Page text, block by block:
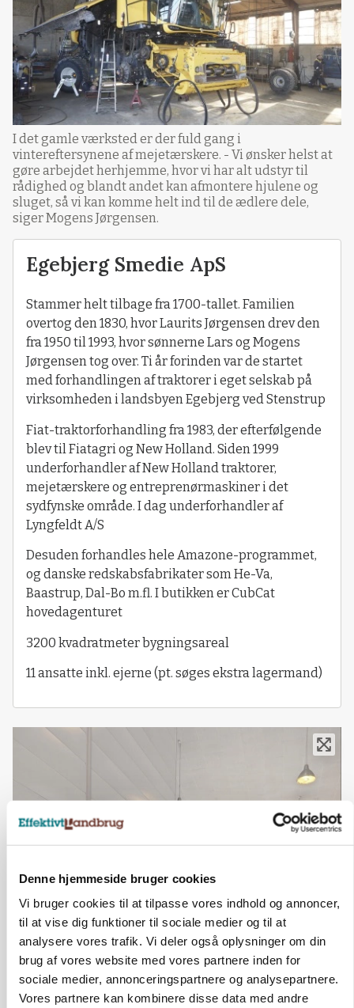
Denne hjemmeside bruger cookies
Vi bruger cookies til at tilpasse vores indhold og annoncer,
til at vise dig funktioner til sociale medier og til at
analysere vores trafik. Vi deler også oplysninger om din
brug af vores website med vores partnere inden for
sociale medier, annonceringspartnere og analysepartnere.
Vores partnere kan kombinere disse data med andre
I det gamle værksted er der fuld gang i
vintereftersynene af mejetærskere. - Vi ønsker helst at
gøre arbejdet herhjemme, hvor vi har alt udstyr til
rådighed og blandt andet kan afmontere hjulene og
sluget, så vi kan komme helt ind til de ædlere dele,
siger Mogens Jørgensen.
Egebjerg Smedie ApS
Stammer helt tilbage fra 1700-tallet. Familien
overtog den 1830, hvor Laurits Jørgensen drev den
fra 1950 til 1993, hvor sønnerne Lars og Mogens
Jørgensen tog over. Ti år forinden var de startet
med forhandlingen af traktorer i eget selskab på
virksomheden i landsbyen Egebjerg ved Stenstrup
Fiat-traktorforhandling fra 1983, der efterfølgende
blev til Fiatagri og New Holland. Siden 1999
underforhandler af New Holland traktorer,
mejetærskere og entreprenørmaskiner i det
sydfynske område. I dag underforhandler af
Lyngfeldt A/S
Desuden forhandles hele Amazone-programmet,
og danske redskabsfabrikater som He-Va,
Baastrup, Dal-Bo m.fl. I butikken er CubCat
hovedagenturet
3200 kvadratmeter bygningsareal
11 ansatte inkl. ejerne (pt. søges ekstra lagermand)